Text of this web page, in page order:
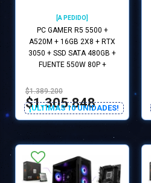
[A PEDIDO]
PC GAMER R5 5500 +
A520M + 16GB 2X8 + RTX
3050 + SSD SATA 480GB +
FUENTE 550W 80P +
$1.389.200
$1.305.848
¡ULTIMAS 10 UNIDADES!